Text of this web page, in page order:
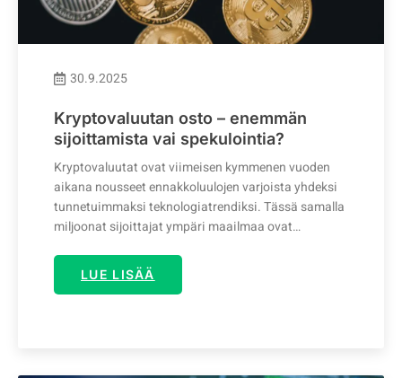
30.9.2025
Kryptovaluutan osto – enemmän
sijoittamista vai spekulointia?
Kryptovaluutat ovat viimeisen kymmenen vuoden
aikana nousseet ennakkoluulojen varjoista yhdeksi
tunnetuimmaksi teknologiatrendiksi. Tässä samalla
miljoonat sijoittajat ympäri maailmaa ovat…
LUE LISÄÄ